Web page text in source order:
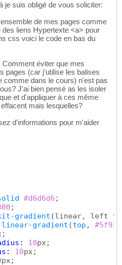
je suis obligé de vous soliciter:
de mes pages comme
liens Hypertexte <a> pour
css voici le code en bas du
éviter que mes
pages (car j'utilise les balises
comme dans le cours) n'est pas
J'ai bien pensé as les isoler
et d'appliquer à ces même
mais lesquelles?
d'informations pour m'aider
#d6d6d6
gradient (linear, left
linear-gradient (top ,
10
10